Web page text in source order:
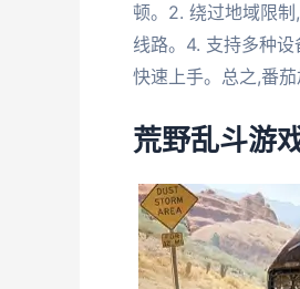
顿。2. 绕过地域限
线路。4. 支持多种
快速上手。总之,番
荒野乱斗游